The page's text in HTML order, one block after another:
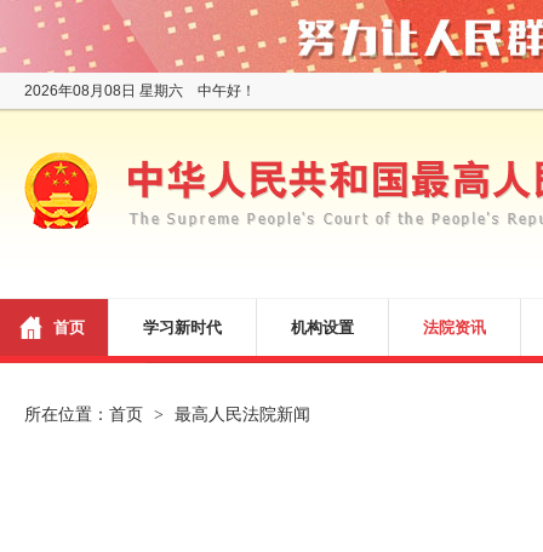
2026年08月08日 星期六 中午好！
首页 学习新时代 机构设置 法院资讯
所在位置： 首页 > 最高人民法院新闻